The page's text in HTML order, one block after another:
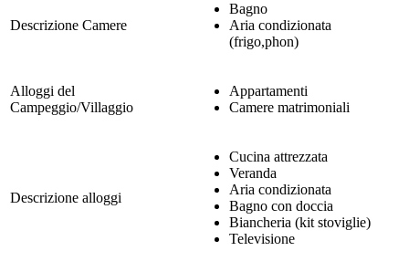
Descrizione Camere
Bagno
Aria condizionata
(frigo,phon)
Alloggi del
Campeggio/Villaggio
Appartamenti
Camere matrimoniali
Descrizione alloggi
Cucina attrezzata
Veranda
Aria condizionata
Bagno con doccia
Biancheria (kit stoviglie)
Televisione